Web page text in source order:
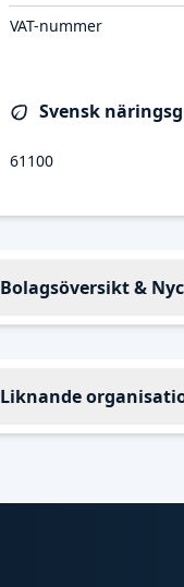
VAT-nummer
Svensk
61100
Bolagsöversikt &
Liknande